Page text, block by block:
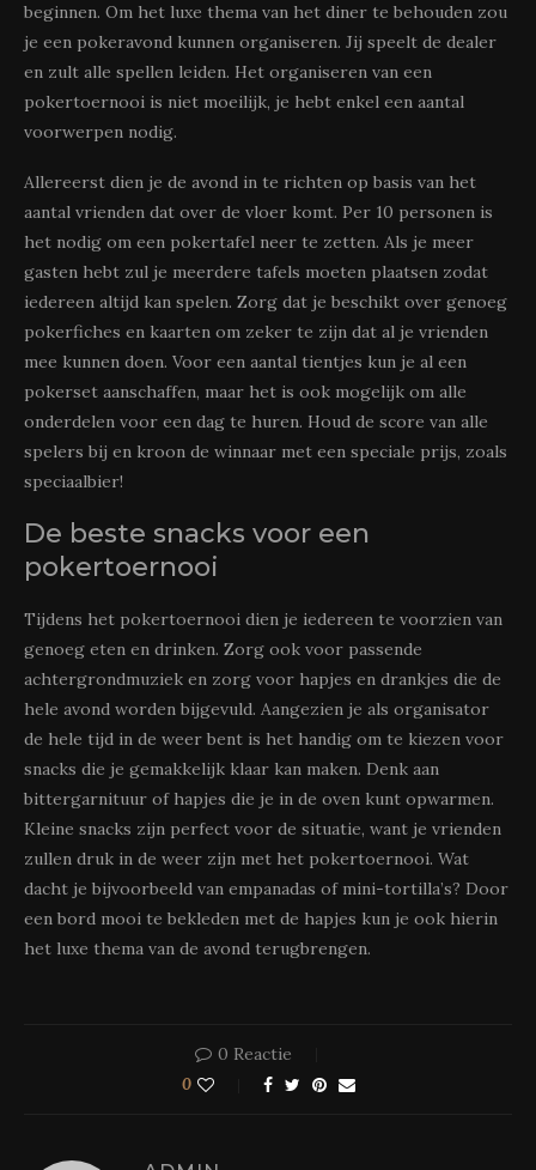
beginnen. Om het luxe thema van het diner te behouden zou
je een pokeravond kunnen organiseren. Jij speelt de dealer
en zult alle spellen leiden. Het organiseren van een
pokertoernooi is niet moeilijk, je hebt enkel een aantal
voorwerpen nodig.
Allereerst dien je de avond in te richten op basis van het
aantal vrienden dat over de vloer komt. Per 10 personen is
het nodig om een pokertafel neer te zetten. Als je meer
gasten hebt zul je meerdere tafels moeten plaatsen zodat
iedereen altijd kan spelen. Zorg dat je beschikt over genoeg
pokerfiches en kaarten om zeker te zijn dat al je vrienden
mee kunnen doen. Voor een aantal tientjes kun je al een
pokerset aanschaffen, maar het is ook mogelijk om alle
onderdelen voor een dag te huren. Houd de score van alle
spelers bij en kroon de winnaar met een speciale prijs, zoals
speciaalbier!
De beste snacks voor een
pokertoernooi
Tijdens het pokertoernooi dien je iedereen te voorzien van
genoeg eten en drinken. Zorg ook voor passende
achtergrondmuziek en zorg voor hapjes en drankjes die de
hele avond worden bijgevuld. Aangezien je als organisator
de hele tijd in de weer bent is het handig om te kiezen voor
snacks die je gemakkelijk klaar kan maken. Denk aan
bittergarnituur of hapjes die je in de oven kunt opwarmen.
Kleine snacks zijn perfect voor de situatie, want je vrienden
zullen druk in de weer zijn met het pokertoernooi. Wat
dacht je bijvoorbeeld van empanadas of mini-tortilla’s? Door
een bord mooi te bekleden met de hapjes kun je ook hierin
het luxe thema van de avond terugbrengen.
0 Reactie
0